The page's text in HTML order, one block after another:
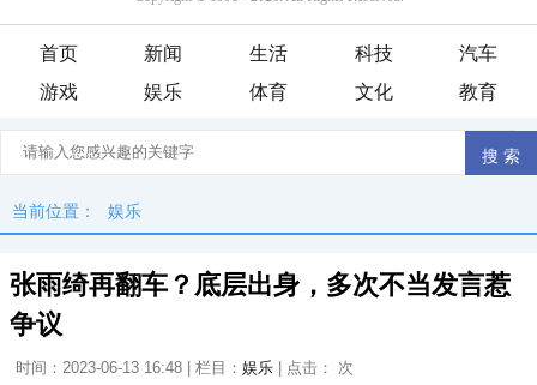
首页 新闻 生活 科技
汽车
游戏
娱乐 体育 文化 教育
当前位置： 娱乐
张雨绮再翻车？底层出身，多次不当发言惹
争议
时间：2023-06-13 16:48 | 栏目： 娱乐 | 点击： 次